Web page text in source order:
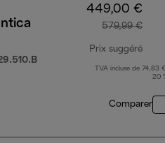
449,00 €
579,99 €
Prix suggéré
prix
TVA incluse de 74,83
20
Comparer